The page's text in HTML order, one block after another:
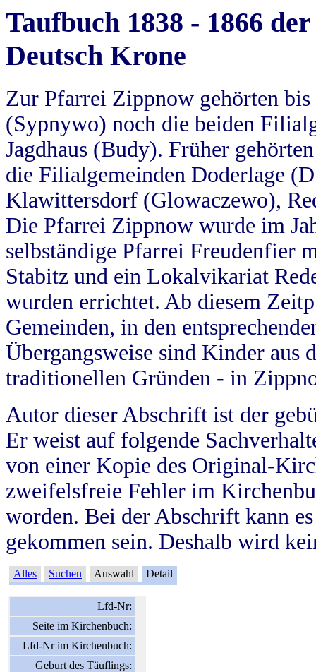
Taufbuch 1838 - 1866
Deutsch Krone
Zur Pfarrei Zippnow gehörten
(Sypnywo) noch die beiden
Jagdhaus (Budy). Früher
die Filialgemeinden Doderlage
Klawittersdorf (Glowaczewo),
Die Pfarrei Zippnow wurde im
selbständige Pfarrei Freudenfier
Stabitz und ein Lokalvikariat
wurden errichtet. Ab diesem
Gemeinden, in den
Übergangsweise sind Kinder aus
traditionellen Gründen - in
Autor dieser Abschrift ist der
Er weist auf folgende
von einer Kopie des Original-
zweifelsfreie Fehler im
worden. Bei der Abschrift kann
gekommen sein. Deshalb wird
Alles Suchen Auswahl Detail
Lfd-Nr:
Seite im Kirchenbuch:
Lfd-Nr im Kirchenbuch:
Geburt des Täuflings: